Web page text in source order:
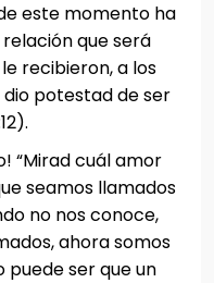
este momento ha
que será
recibieron, a los
potestad de ser
“Mirad cuál amor
seamos llamados
no nos conoce,
ahora somos
puede ser que un